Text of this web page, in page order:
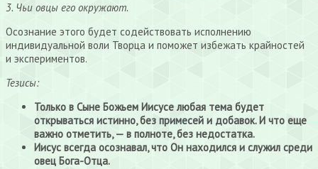
3. Чьи овцы его окружают.
Осознание этого будет содействовать исполнению
индивидуальной воли Творца и поможет избежать крайностей
и экспериментов.
Тезисы:
Только в Сыне Божьем Иисусе любая тема будет
открываться истинно, без примесей и добавок. И что еще
важно отметить, — в полноте, без недостатка.
Иисус всегда осознавал, что Он находился и служил среди
овец Бога-Отца.